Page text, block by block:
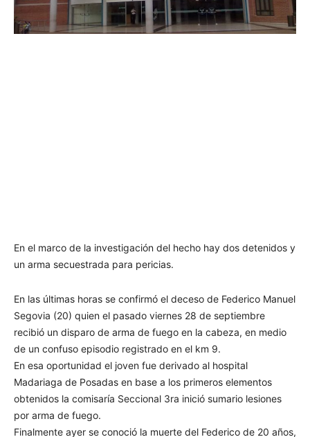
En el marco de la investigación del hecho hay dos detenidos y
un arma secuestrada para pericias.
En las últimas horas se confirmó el deceso de Federico Manuel
Segovia (20) quien el pasado viernes 28 de septiembre
recibió un disparo de arma de fuego en la cabeza, en medio
de un confuso episodio registrado en el km 9.
En esa oportunidad el joven fue derivado al hospital
Madariaga de Posadas en base a los primeros elementos
obtenidos la comisaría Seccional 3ra inició sumario lesiones
por arma de fuego.
Finalmente ayer se conoció la muerte del Federico de 20 años,